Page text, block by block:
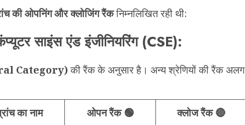
की ओपनिंग और क्लोजिंग रैंकनिम्नलिखित रही थी:
साइंस एंड इंजीनियरिंग (CSE):
Category)की रैंक के अनुसार है। अन्य श्रेणियों की रैंक अलग
का नाम ओपन रैंक 🟢 क्लोज रैंक 🔴